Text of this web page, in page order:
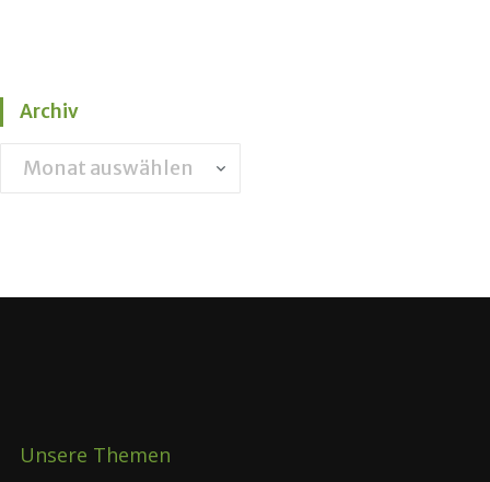
Archiv
Archiv
Unsere Themen